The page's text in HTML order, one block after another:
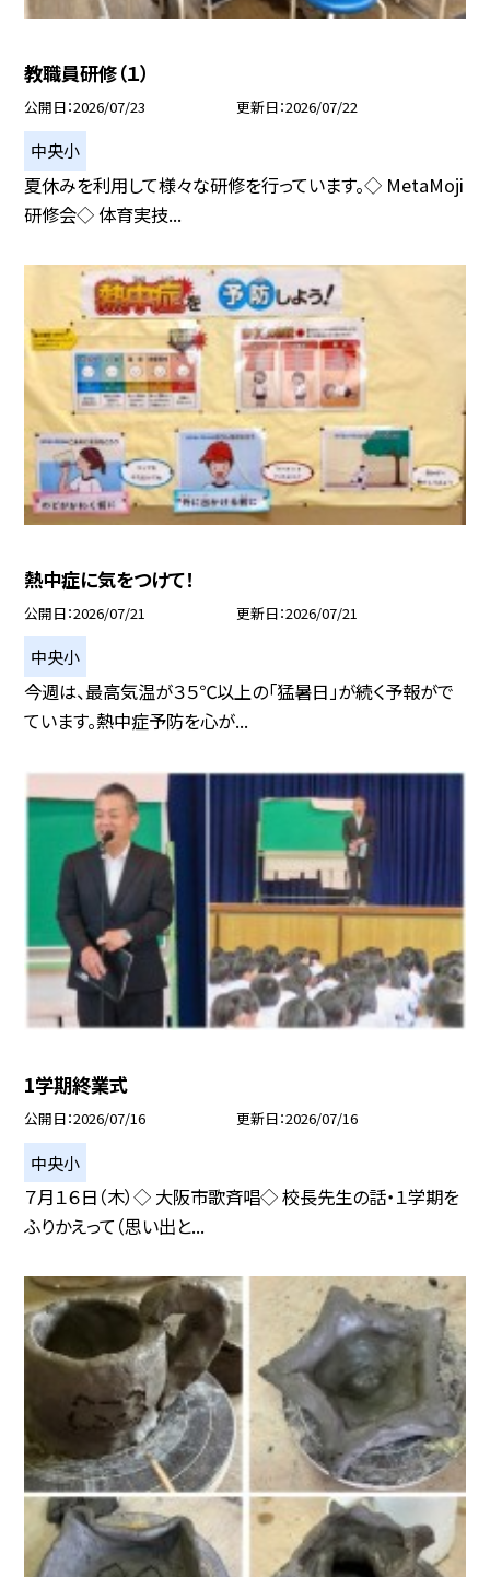
教職員研修（１）
公開日 2026/07/23 更新日 2026/07/22
中央小
夏休みを利用して様々な研修を行っています。◇ MetaMoji
研修会◇ 体育実技...
熱中症に気をつけて！
公開日 2026/07/21 更新日 2026/07/21
中央小
今週は、最高気温が３５℃以上の「猛暑日」が続く予報がで
ています。熱中症予防を心が...
1学期終業式
公開日 2026/07/16 更新日 2026/07/16
中央小
７月１６日（木）◇ 大阪市歌斉唱◇ 校長先生の話・１学期を
ふりかえって（思い出と...